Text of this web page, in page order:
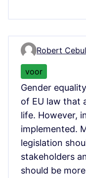
Comment 431
Robert
voor
Gender
of EU law that
life. However,
implemented.
legislation
stakeholders
should be